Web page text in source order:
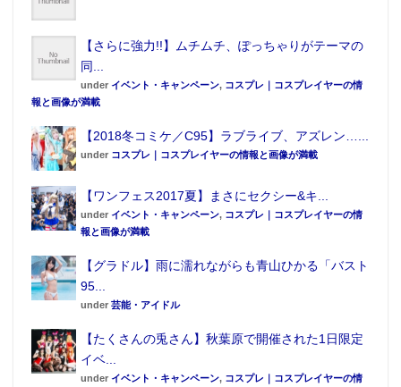
【さらに強力!!】ムチムチ、ぽっちゃりがテーマの
同...
under イベント・キャンペーン, コスプレ｜コスプレイヤーの情
報と画像が満載
【2018冬コミケ／C95】ラブライブ、アズレン…...
under コスプレ｜コスプレイヤーの情報と画像が満載
【ワンフェス2017夏】まさにセクシー&キ...
under イベント・キャンペーン, コスプレ｜コスプレイヤーの情
報と画像が満載
【グラドル】雨に濡れながらも青山ひかる「バスト
95...
under 芸能・アイドル
【たくさんの兎さん】秋葉原で開催された1日限定
イベ...
under イベント・キャンペーン, コスプレ｜コスプレイヤーの情